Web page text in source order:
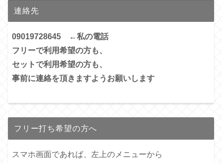
連絡先
09019728645 ←私の電話
フリーで利用希望の方も、
セットで利用希望の方も、
事前に連絡を頂きますようお願いします
フリー打ち希望の方へ
スマホ画面であれば、左上のメニューから